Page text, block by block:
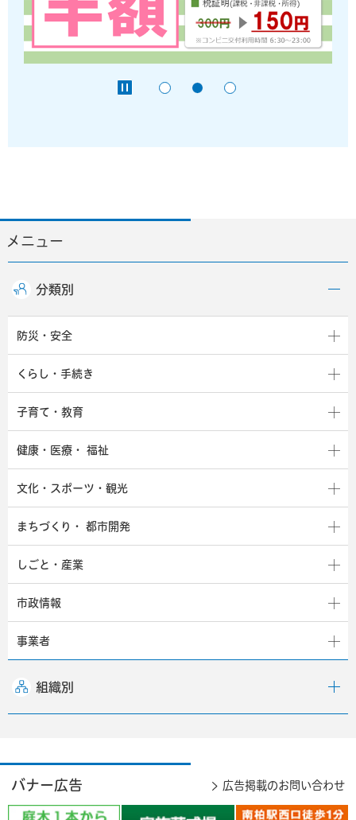
メニュー
分類別
防災・安全
くらし・手続き
子育て・教育
健康・医療・ 福祉
文化・スポーツ・観光
まちづくり・ 都市開発
しごと・産業
市政情報
事業者
組織別
バナー広告 広告掲載のお問い合わせ